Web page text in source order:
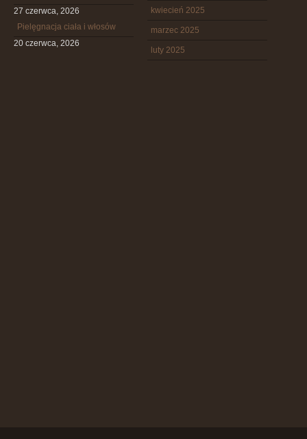
27 czerwca, 2026
Pielęgnacja ciała i włosów
20 czerwca, 2026
kwiecień 2025
marzec 2025
luty 2025